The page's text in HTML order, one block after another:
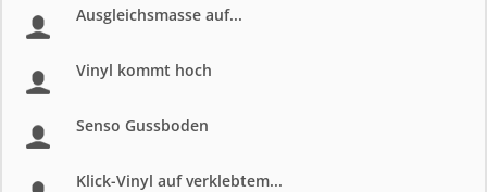
Ausgleichsmasse auf...
Vinyl kommt hoch
Senso Gussboden
Klick-Vinyl auf verklebtem...